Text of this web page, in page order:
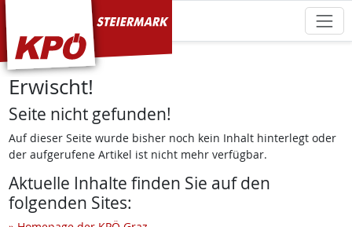
KPÖ Steiermark
Erwischt!
Seite nicht gefunden!
Auf dieser Seite wurde bisher noch kein Inhalt hinterlegt oder
der aufgerufene Artikel ist nicht mehr verfügbar.
Aktuelle Inhalte finden Sie auf den
folgenden Sites: